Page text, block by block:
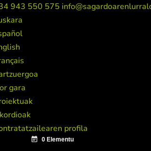
943 550 575
gara
profila